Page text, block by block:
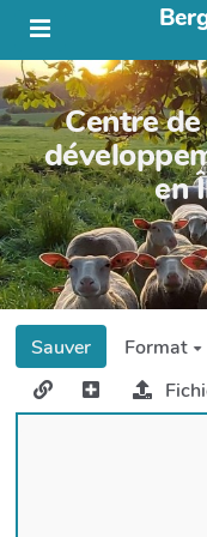
Centre
en
Sauver
Format